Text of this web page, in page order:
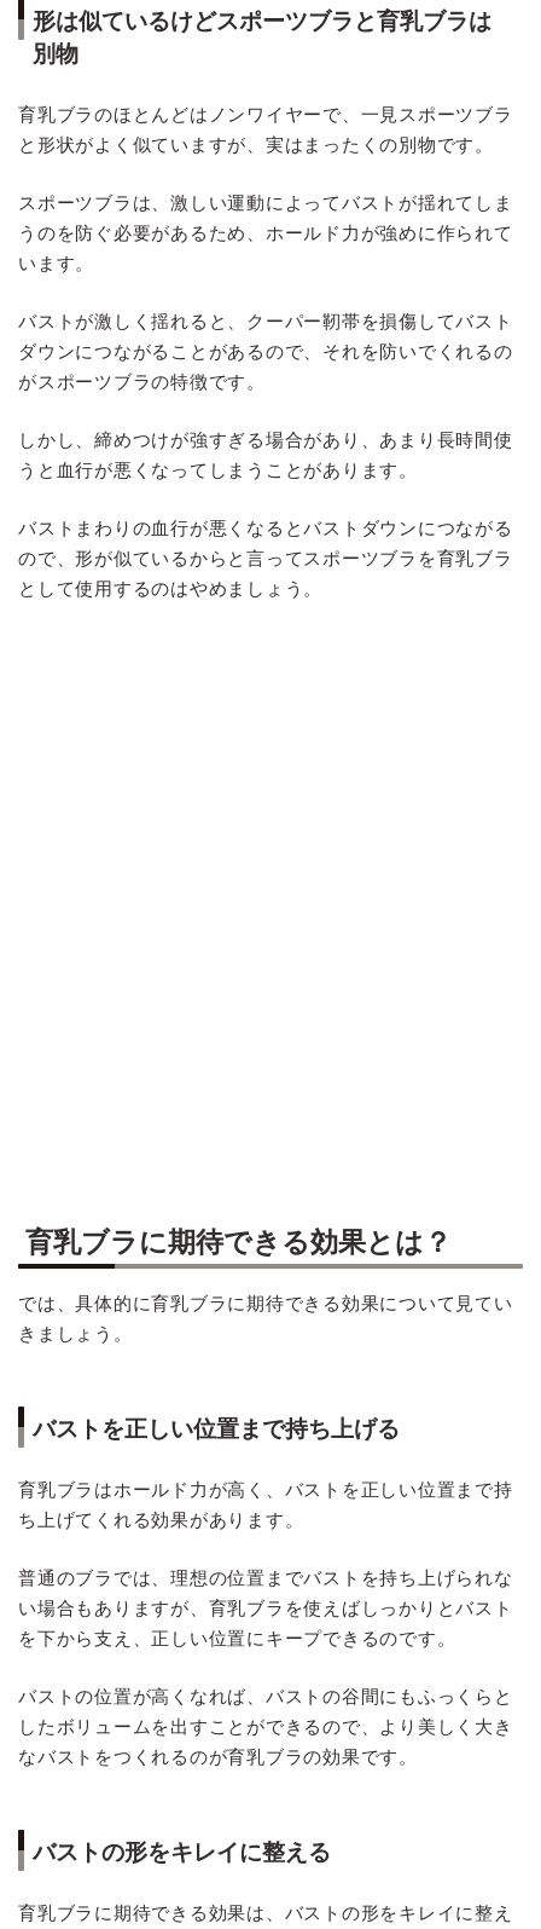
形は似ているけどスポーツブラと育乳ブラは
別物
育乳ブラのほとんどはノンワイヤーで、一見スポーツブラ
と形状がよく似ていますが、実はまったくの別物です。
スポーツブラは、激しい運動によってバストが揺れてしま
うのを防ぐ必要があるため、ホールド力が強めに作られて
います。
バストが激しく揺れると、クーパー靭帯を損傷してバスト
ダウンにつながることがあるので、それを防いでくれるの
がスポーツブラの特徴です。
しかし、締めつけが強すぎる場合があり、あまり長時間使
うと血行が悪くなってしまうことがあります。
バストまわりの血行が悪くなるとバストダウンにつながる
ので、形が似ているからと言ってスポーツブラを育乳ブラ
として使用するのはやめましょう。
育乳ブラに期待できる効果とは？
では、具体的に育乳ブラに期待できる効果について見てい
きましょう。
バストを正しい位置まで持ち上げる
育乳ブラはホールド力が高く、バストを正しい位置まで持
ち上げてくれる効果があります。
普通のブラでは、理想の位置までバストを持ち上げられな
い場合もありますが、育乳ブラを使えばしっかりとバスト
を下から支え、正しい位置にキープできるのです。
バストの位置が高くなれば、バストの谷間にもふっくらと
したボリュームを出すことができるので、より美しく大き
なバストをつくれるのが育乳ブラの効果です。
バストの形をキレイに整える
育乳ブラに期待できる効果は、バストの形をキレイに整え